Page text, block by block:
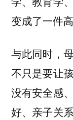
变成了一件
与此同时，
不只是要让
没有安全感
好、亲子关